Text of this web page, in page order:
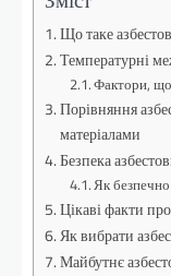
Що таке
Температурні
Фактори, що
Порівняння
матеріалами
Безпека
Як
Цікаві факти
Як вибрати
Майбутнє